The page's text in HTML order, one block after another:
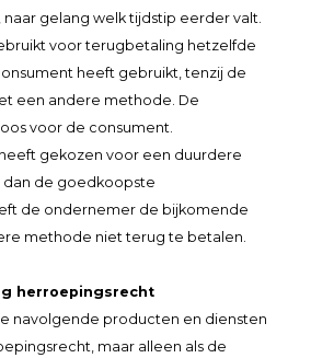
gelang welk tijdstip eerder valt.
voor terugbetaling hetzelfde
heeft gebruikt, tenzij de
een andere methode. De
voor de consument.
gekozen voor een duurdere
de goedkoopste
de ondernemer de bijkomende
methode niet terug te betalen.
herroepingsrecht
navolgende producten en diensten
maar alleen als de